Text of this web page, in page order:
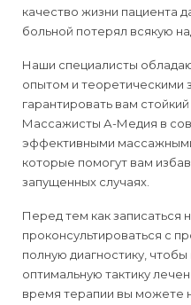
качество жизни пациента
больной потерял всякую
Наши специалисты
опытом и теоретическими
гарантировать вам
Массажисты А-Медия в
эффективными
которые помогут вам
запущенных случаях.
Перед тем как записаться
проконсультироваться с
полную диагностику,
оптимальную тактику
время терапии вы можете